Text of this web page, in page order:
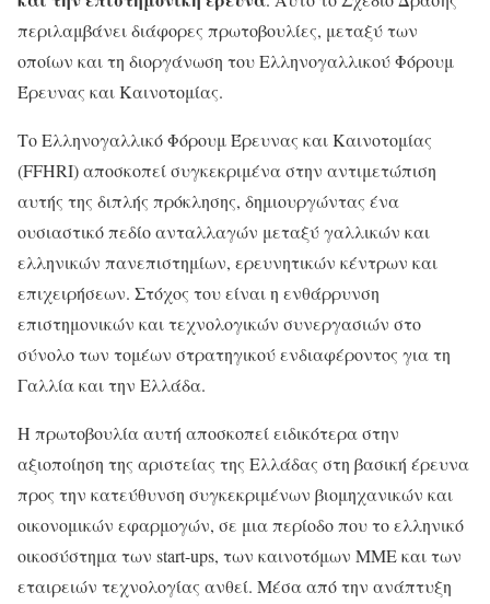
περιλαμβάνει διάφορες πρωτοβουλίες, μεταξύ των
οποίων και τη διοργάνωση του Ελληνογαλλικού Φόρουμ
Έρευνας και Καινοτομίας.
Το Ελληνογαλλικό Φόρουμ Έρευνας και Καινοτομίας
(FFHRI) αποσκοπεί συγκεκριμένα στην αντιμετώπιση
αυτής της διπλής πρόκλησης, δημιουργώντας ένα
ουσιαστικό πεδίο ανταλλαγών μεταξύ γαλλικών και
ελληνικών πανεπιστημίων, ερευνητικών κέντρων και
επιχειρήσεων. Στόχος του είναι η ενθάρρυνση
επιστημονικών και τεχνολογικών συνεργασιών στο
σύνολο των τομέων στρατηγικού ενδιαφέροντος για τη
Γαλλία και την Ελλάδα.
Η πρωτοβουλία αυτή αποσκοπεί ειδικότερα στην
αξιοποίηση της αριστείας της Ελλάδας στη βασική έρευνα
προς την κατεύθυνση συγκεκριμένων βιομηχανικών και
οικονομικών εφαρμογών, σε μια περίοδο που το ελληνικό
οικοσύστημα των start-ups, των καινοτόμων ΜΜΕ και των
εταιρειών τεχνολογίας ανθεί. Μέσα από την ανάπτυξη